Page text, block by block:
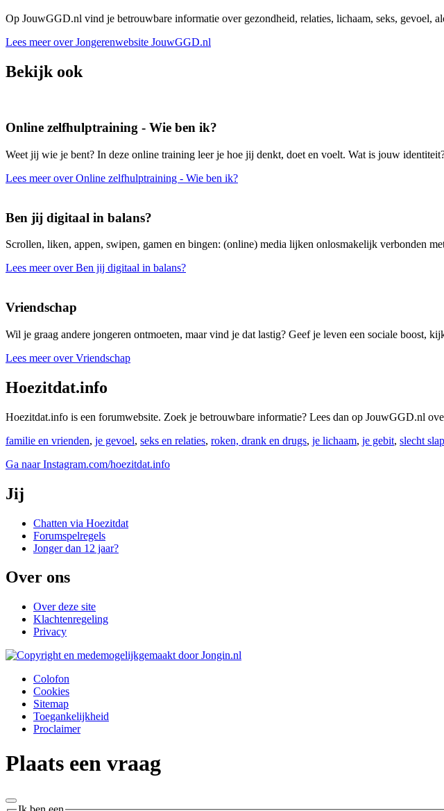
Op JouwGGD.nl vind je betrouwbare informatie over gezondheid, relaties, lichaam, seks, gevoel,
Lees meer over Jongerenwebsite JouwGGD.nl
Bekijk ook
Online zelfhulptraining - Wie ben ik?
Weet jij wie je bent? In deze online training leer je hoe jij denkt, doet en voelt. Wat is jouw
Lees meer over Online zelfhulptraining - Wie ben ik?
Ben jij digitaal in balans?
Scrollen, liken, appen, swipen, gamen en bingen: (online) media lijken onlosmakelijk verbonden
Lees meer over Ben jij digitaal in balans?
Vriendschap
Wil je graag andere jongeren ontmoeten, maar vind je dat lastig? Geef je leven een sociale boost,
Lees meer over Vriendschap
Hoezitdat.info
Hoezitdat.info is een forumwebsite. Zoek je betrouwbare informatie? Lees dan op JouwGGD.nl
familie en vrienden, je gevoel, seks en relaties, roken, drank en drugs, je lichaam, je gebit, slecht
Ga naar Instagram.com/hoezitdat.info
Jij
Chatten via Hoezitdat
Forumspelregels
Jonger dan 12 jaar?
Over ons
Over deze site
Klachtenregeling
Privacy
Colofon
Cookies
Sitemap
Toegankelijkheid
Proclaimer
Plaats een vraag